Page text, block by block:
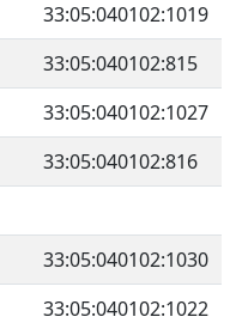
33:05:040102:1019
33:05:040102:815
33:05:040102:1027
33:05:040102:816
33:05:040102:1030
33:05:040102:1022